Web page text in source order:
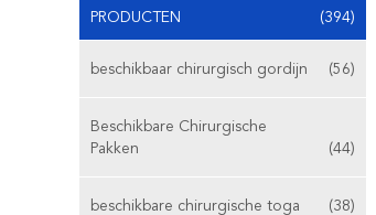
PRODUCTEN (394)
beschikbaar chirurgisch gordijn (56)
Beschikbare Chirurgische
Pakken
(44)
beschikbare chirurgische toga (38)